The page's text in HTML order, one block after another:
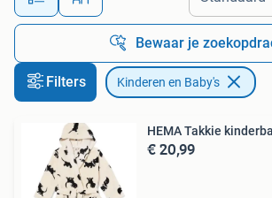
Bewaar je
Filters Kinderen en Baby's
HEMA Takkie
€ 20,99